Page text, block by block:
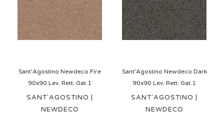
Sant'Agostino Newdeco Fire
90x90 Lev. Rett. Gat.1
SANT'AGOSTINO |
NEWDECO
Sant'Agostino Newdeco Dark
90x90 Lev. Rett. Gat.1
SANT'AGOSTINO |
NEWDECO